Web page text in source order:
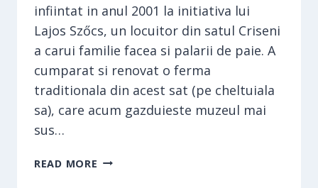
infiintat in anul 2001 la initiativa lui
Lajos Szőcs, un locuitor din satul Criseni
a carui familie facea si palarii de paie. A
cumparat si renovat o ferma
traditionala din acest sat (pe cheltuiala
sa), care acum gazduieste muzeul mai
sus…
READ MORE MUZEUL